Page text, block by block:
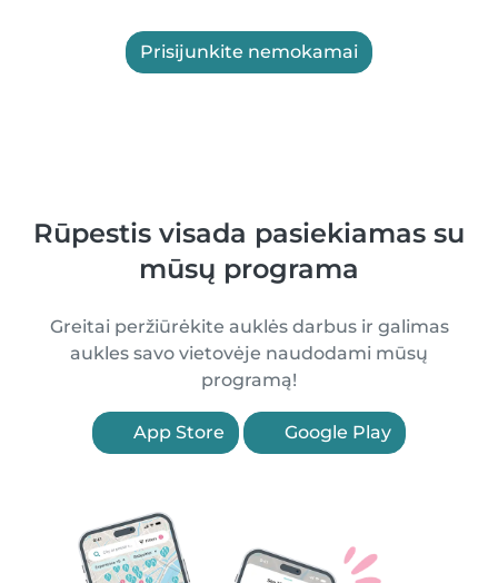
Prisijunkite nemokamai
Rūpestis visada pasiekiamas su
mūsų programa
Greitai peržiūrėkite auklės darbus ir galimas
aukles savo vietovėje naudodami mūsų
programą!
App Store Google Play